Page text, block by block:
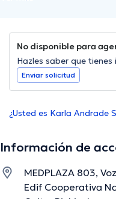
No disponible para
Hazles saber que tienes
Enviar solicitud
¿Usted es Karla Andrade
Información de
MEDPLAZA 803,
Edif Cooperativa